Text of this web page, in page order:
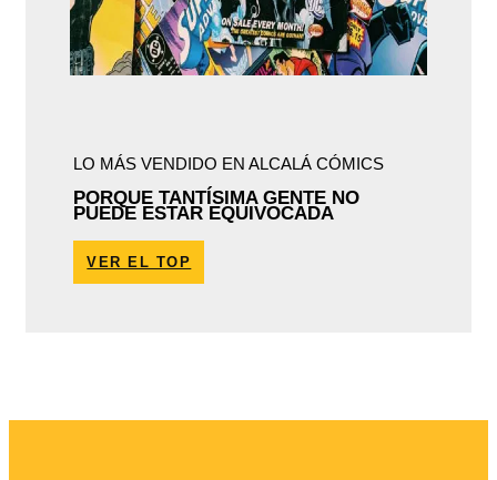
LO MÁS VENDIDO EN ALCALÁ CÓMICS
PORQUE TANTÍSIMA GENTE NO
PUEDE ESTAR EQUIVOCADA
VER EL TOP